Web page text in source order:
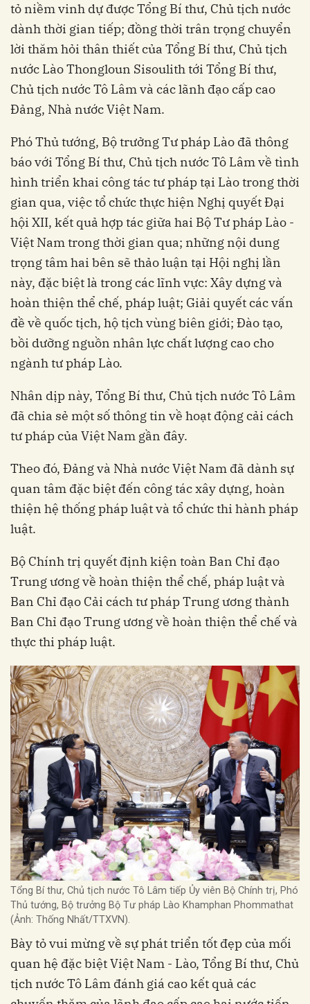
tỏ niềm vinh dự được Tổng Bí thư, Chủ tịch nước
dành thời gian tiếp; đồng thời trân trọng chuyển
lời thăm hỏi thân thiết của Tổng Bí thư, Chủ tịch
nước Lào Thongloun Sisoulith tới Tổng Bí thư,
Chủ tịch nước Tô Lâm và các lãnh đạo cấp cao
Đảng, Nhà nước Việt Nam.
Phó Thủ tướng, Bộ trưởng Tư pháp Lào đã thông
báo với Tổng Bí thư, Chủ tịch nước Tô Lâm về tình
hình triển khai công tác tư pháp tại Lào trong thời
gian qua, việc tổ chức thực hiện Nghị quyết Đại
hội XII, kết quả hợp tác giữa hai Bộ Tư pháp Lào -
Việt Nam trong thời gian qua; những nội dung
trọng tâm hai bên sẽ thảo luận tại Hội nghị lần
này, đặc biệt là trong các lĩnh vực: Xây dựng và
hoàn thiện thể chế, pháp luật; Giải quyết các vấn
đề về quốc tịch, hộ tịch vùng biên giới; Đào tạo,
bồi dưỡng nguồn nhân lực chất lượng cao cho
ngành tư pháp Lào.
Nhân dịp này, Tổng Bí thư, Chủ tịch nước Tô Lâm
đã chia sẻ một số thông tin về hoạt động cải cách
tư pháp của Việt Nam gần đây.
Theo đó, Đảng và Nhà nước Việt Nam đã dành sự
quan tâm đặc biệt đến công tác xây dựng, hoàn
thiện hệ thống pháp luật và tổ chức thi hành pháp
luật.
Bộ Chính trị quyết định kiện toàn Ban Chỉ đạo
Trung ương về hoàn thiện thể chế, pháp luật và
Ban Chỉ đạo Cải cách tư pháp Trung ương thành
Ban Chỉ đạo Trung ương về hoàn thiện thể chế và
thực thi pháp luật.
Tổng Bí thư, Chủ tịch nước Tô Lâm tiếp Ủy viên Bộ Chính trị, Phó
Thủ tướng, Bộ trưởng Bộ Tư pháp Lào Khamphan Phommathat
(Ảnh: Thống Nhất/TTXVN).
Bày tỏ vui mừng về sự phát triển tốt đẹp của mối
quan hệ đặc biệt Việt Nam - Lào, Tổng Bí thư, Chủ
tịch nước Tô Lâm đánh giá cao kết quả các